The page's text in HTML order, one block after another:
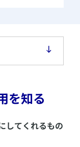
を知る
してくれるもの